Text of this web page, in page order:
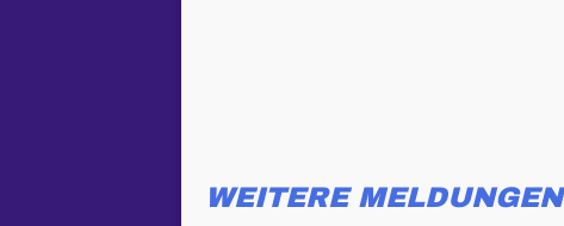
WEITERE MELDUNGEN